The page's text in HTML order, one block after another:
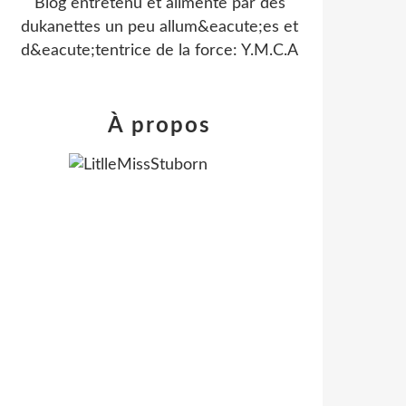
Blog entretenu et alimente par des
dukanettes un peu allum&eacute;es et
d&eacute;tentrice de la force: Y.M.C.A
À propos